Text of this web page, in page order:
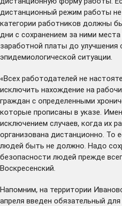
дистанционный режим работы
категории работников должны
дни с сохранением за ними
заработной платы до улучшения
эпидемиологической ситуации.
«Всех работодателей не
исключить нахождение на
граждан с определенными
которые прописаны в указе.
исключением случаев, когда их
организована дистанционно. То
людей быть не должно. Надо
безопасности людей прежде
Воскресенский.
Напомним, на территории
апреля введен обязательный